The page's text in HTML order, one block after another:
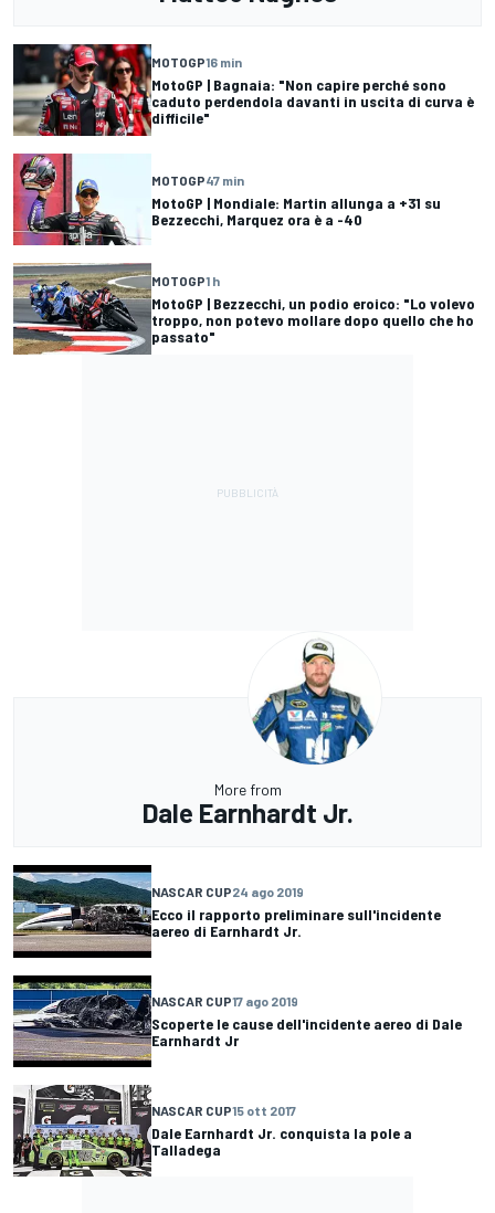
MOTOGP16 min
MotoGP | Bagnaia: "Non capire perché sono
caduto perdendola davanti in uscita di curva è
difficile"
MOTOGP47 min
MotoGP | Mondiale: Martin allunga a +31 su
Bezzecchi, Marquez ora è a -40
MOTOGP1 h
MotoGP | Bezzecchi, un podio eroico: "Lo volevo
troppo, non potevo mollare dopo quello che ho
passato"
More from
Dale Earnhardt Jr.
NASCAR CUP24 ago 2019
Ecco il rapporto preliminare sull'incidente
aereo di Earnhardt Jr.
NASCAR CUP17 ago 2019
Scoperte le cause dell'incidente aereo di Dale
Earnhardt Jr
NASCAR CUP15 ott 2017
Dale Earnhardt Jr. conquista la pole a
Talladega